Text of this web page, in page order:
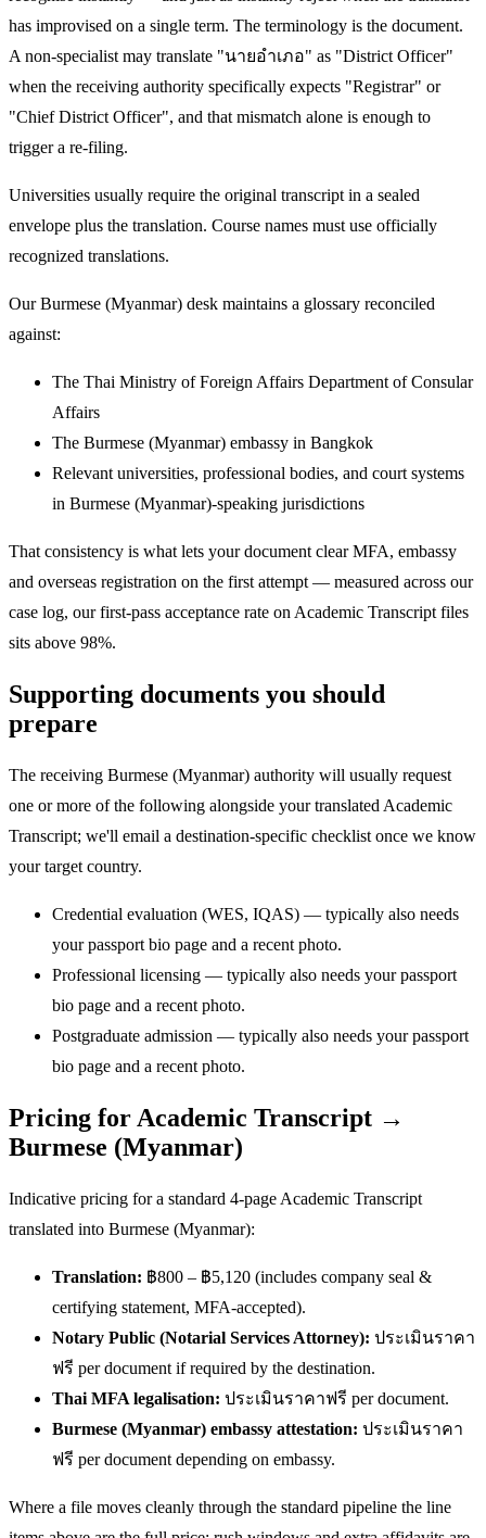
has improvised on a single term. The terminology is the document.
A non-specialist may translate "นายอำเภอ" as "District Officer"
when the receiving authority specifically expects "Registrar" or
"Chief District Officer", and that mismatch alone is enough to
trigger a re-filing.
Universities usually require the original transcript in a sealed
envelope plus the translation. Course names must use officially
recognized translations.
Our Burmese (Myanmar) desk maintains a glossary reconciled
against:
The Thai Ministry of Foreign Affairs Department of Consular
Affairs
The Burmese (Myanmar) embassy in Bangkok
Relevant universities, professional bodies, and court systems
in Burmese (Myanmar)-speaking jurisdictions
That consistency is what lets your document clear MFA, embassy
and overseas registration on the first attempt — measured across our
case log, our first-pass acceptance rate on Academic Transcript files
sits above 98%.
Supporting documents you should
prepare
The receiving Burmese (Myanmar) authority will usually request
one or more of the following alongside your translated Academic
Transcript; we'll email a destination-specific checklist once we know
your target country.
Credential evaluation (WES, IQAS) — typically also needs
your passport bio page and a recent photo.
Professional licensing — typically also needs your passport
bio page and a recent photo.
Postgraduate admission — typically also needs your passport
bio page and a recent photo.
Pricing for Academic Transcript →
Burmese (Myanmar)
Indicative pricing for a standard 4-page Academic Transcript
translated into Burmese (Myanmar):
Translation: ฿800 – ฿5,120 (includes company seal &
certifying statement, MFA-accepted).
Notary Public (Notarial Services Attorney): ประเมินราคา
ฟรี per document if required by the destination.
Thai MFA legalisation: ประเมินราคาฟรี per document.
Burmese (Myanmar) embassy attestation: ประเมินราคา
ฟรี per document depending on embassy.
Where a file moves cleanly through the standard pipeline the line